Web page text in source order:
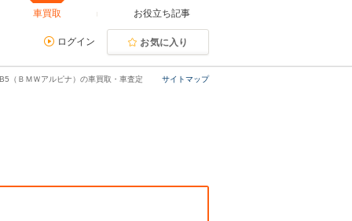
車買取 お役立ち記事
ログイン お気に入り
サイトマップ
B5（ＢＭＷアルピナ）の車買取・車査定